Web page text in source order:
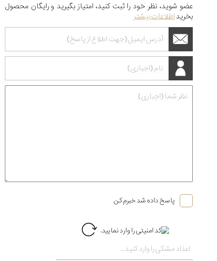
عضو شوید، نظر خود را ثبت کنید، امتیاز بگیرید و رایگان محصول
بخریداطلاعات بیشتر
پاسخ داده شد خبرم کن